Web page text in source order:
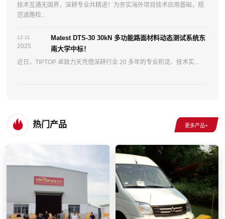
技术互通无国界，深耕专业共精进！为夯实海外项目技术应用基础，规
范道路检...
12-11
2025
Matest DTS-30 30kN 多功能路面材料动态测试系统东
南大学中标！
近日，TIPTOP 卓致力天凭借深耕行业 20 多年的专业积淀、技术实...
热门产品